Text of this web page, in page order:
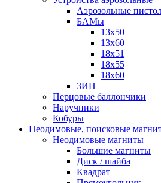
Аэрозольные
БАМы
13х50
13х60
18х51
18х55
18х60
ЗИП
Перцовые баллончики
Наручники
Кобуры
Неодимовые, поисковые
Неодимовые магниты
Большие магниты
Диск / шайба
Квадрат